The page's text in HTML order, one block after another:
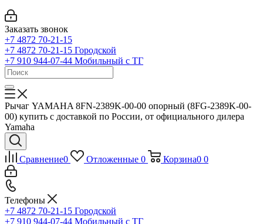
Заказать звонок
+7 4872 70-21-15
+7 4872 70-21-15 Городской
+7 910 944-07-44 Мобильный с ТГ
Рычаг YAMAHA 8FN-2389K-00-00 опорный (8FG-2389K-00-
00) купить с доставкой по России, от официального дилера
Yamaha
Сравнение0 Отложенные 0 Корзина0 0
Телефоны
+7 4872 70-21-15 Городской
+7 910 944-07-44 Мобильный с ТГ